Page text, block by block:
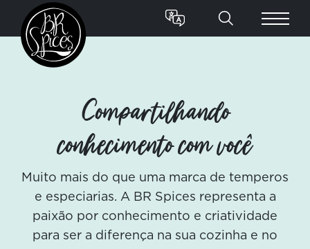
Compartilhando
conhecimento com você
Muito mais do que uma marca de temperos
e especiarias. A BR Spices representa a
paixão por conhecimento e criatividade
para ser a diferença na sua cozinha e no